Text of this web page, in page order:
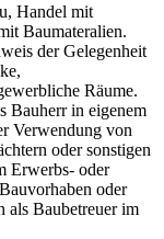
Handel mit
Baumateralien.
der Gelegenheit
Räume.
Bauherr in eigenem
Verwendung von
oder sonstigen
Erwerbs- oder
oder
als Baubetreuer im